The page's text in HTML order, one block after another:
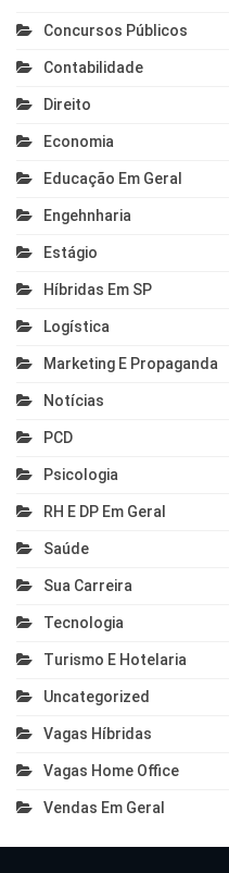
Concursos Públicos
Contabilidade
Direito
Economia
Educação Em Geral
Engehnharia
Estágio
Híbridas Em SP
Logística
Marketing E Propaganda
Notícias
PCD
Psicologia
RH E DP Em Geral
Saúde
Sua Carreira
Tecnologia
Turismo E Hotelaria
Uncategorized
Vagas Híbridas
Vagas Home Office
Vendas Em Geral